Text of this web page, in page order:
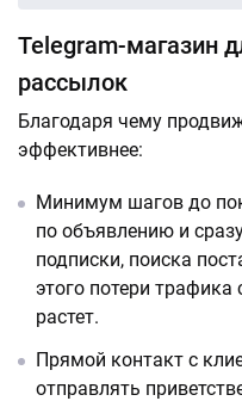
Telegram-магазин
рассылок
Благодаря чему
эффективнее:
Минимум шагов до
по объявлению и
подписки, поиска
этого потери
растет.
Прямой контакт с
отправлять